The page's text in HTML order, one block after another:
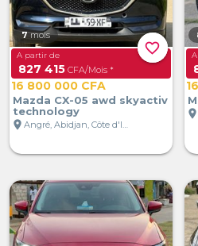
favorite_border
7 mois
A partir de
827 415 CFA/Mois *
16 800 000 CFA
Mazda CX-05 awd skyactiv
technology
location_on
Angré, Abidjan, Côte d'Ivoire
location_on